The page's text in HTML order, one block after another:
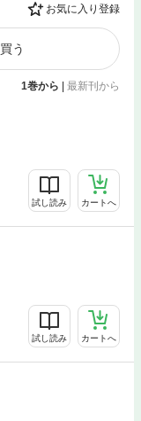
お気に入り登録
う
1巻から | 最新刊から
試し読み カートへ
試し読み カートへ